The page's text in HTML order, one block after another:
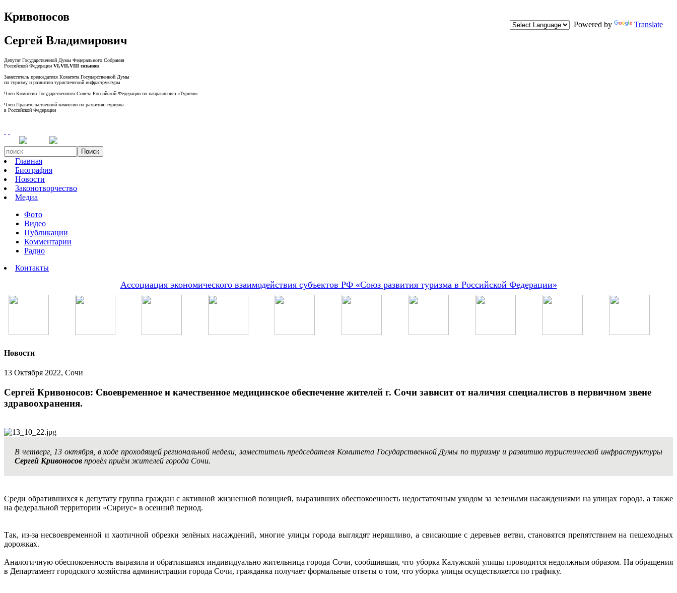
Powered by Translate
Кривоносов
Сергей Владимирович
Депутат Государственной Думы Федерального Собрания
Российской Федерации VI,VII,VIII созывов
Заместитель председателя Комитета Государственной Думы
по туризму и развитию туристической инфраструктуры
Член Комиссии Государственного Совета Российской Федерации по направлению «Туризм»
Член Правительственной комиссии по развитию туризма
в Российской Федерации
Поиск
Главная
Биография
Новости
Законотворчество
Медиа
Фото
Видео
Публикации
Комментарии
Радио
Контакты
Ассоциация экономического взаимодействия субъектов РФ «Союз развития туризма в Российской Федерации»
Новости
13 Октября 2022, Сочи
Сергей Кривоносов: Своевременное и качественное медицинское обеспечение жителей г. Сочи зависит от наличия специалистов в первичном звене
здравоохранения.
В четверг, 13 октября, в ходе проходящей региональной недели, заместитель председателя Комитета Государственной Думы по туризму и развитию туристической инфраструктуры
Сергей Кривоносов провёл приём жителей города Сочи.
Среди обратившихся к депутату группа граждан с активной жизненной позицией, выразивших обеспокоенность недостаточным уходом за зелеными насаждениями на улицах города, а также
на федеральной территории «Сириус» в осенний период.
Так, из-за несвоевременной и хаотичной обрезки зелёных насаждений, многие улицы города выглядят неряшливо, а свисающие с деревьев ветви, становятся препятствием на пешеходных
дорожках.
Аналогичную обеспокоенность выразила и обратившаяся индивидуально жительница города Сочи, сообщившая, что уборка Калужской улицы проводится недолжным образом. На обращения
в Департамент городского хозяйства администрации города Сочи, гражданка получает формальные ответы о том, что уборка улицы осуществляется по графику.